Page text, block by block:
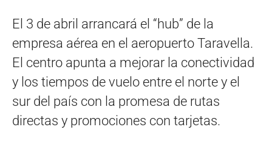
El 3 de abril arrancará el “hub” de la
empresa aérea en el aeropuerto Taravella.
El centro apunta a mejorar la conectividad
y los tiempos de vuelo entre el norte y el
sur del país con la promesa de rutas
directas y promociones con tarjetas.